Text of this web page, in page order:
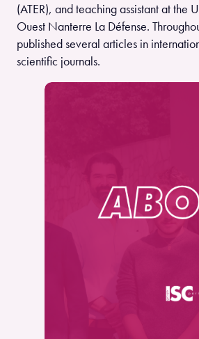
(ATER), and teaching assistant at the
Ouest Nanterre La Défense.
published several articles in
scientific journals.